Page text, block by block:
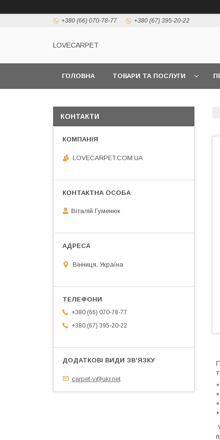
+380 (66) 070-78-77 +380 (67) 395-20-22
LOVECARPET
ГОЛОВНА ТОВАРИ ТА ПОСЛУГИ
КОНТАКТИ
LOVECARPET.COM.UA
Віталій Гуменюк
Вінниця, Україна
+380 (66) 070-78-77
+380 (67) 395-20-22
carpet-v@ukr.net